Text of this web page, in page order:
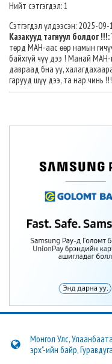
Нийт сэтгэгдэл: 1
Сэтгэгдэл үлдээсэн: 2025-09-
Казакууд тагнуул болдог !!!:
төрд МАН-аас өөр намын
байхгүй чүү дээ ! Манай
давраад бна уу,
гарууд шүү дээ, та нар чинь !!!
Монгол Улс,
эрх"-ийн байр,